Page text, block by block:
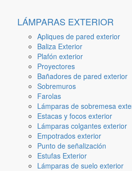
LÁMPARAS EXTERIOR
Apliques de pared exterior
Baliza Exterior
Plafón exterior
Proyectores
Bañadores de pared exterior
Sobremuros
Farolas
Lámparas de sobremesa
Estacas y focos exterior
Lámparas colgantes exterior
Empotrados exterior
Punto de señalización
Estufas Exterior
Lámparas de suelo exterior